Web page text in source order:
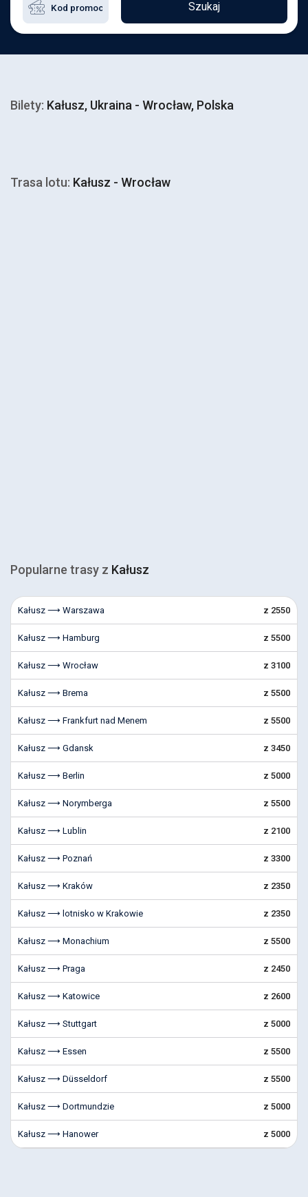
Szukaj
Bilety: Kałusz, Ukraina - Wrocław, Polska
Trasa lotu: Kałusz - Wrocław
Popularne trasy z Kałusz
Kałusz ⟶ Warszawa z 2550
Kałusz ⟶ Hamburg z 5500
Kałusz ⟶ Wrocław z 3100
Kałusz ⟶ Brema z 5500
Kałusz ⟶ Frankfurt nad Menem z 5500
Kałusz ⟶ Gdansk z 3450
Kałusz ⟶ Berlin z 5000
Kałusz ⟶ Norymberga z 5500
Kałusz ⟶ Lublin z 2100
Kałusz ⟶ Poznań z 3300
Kałusz ⟶ Kraków z 2350
Kałusz ⟶ lotnisko w Krakowie z 2350
Kałusz ⟶ Monachium z 5500
Kałusz ⟶ Praga z 2450
Kałusz ⟶ Katowice z 2600
Kałusz ⟶ Stuttgart z 5000
Kałusz ⟶ Essen z 5500
Kałusz ⟶ Düsseldorf z 5500
Kałusz ⟶ Dortmundzie z 5000
Kałusz ⟶ Hanower z 5000